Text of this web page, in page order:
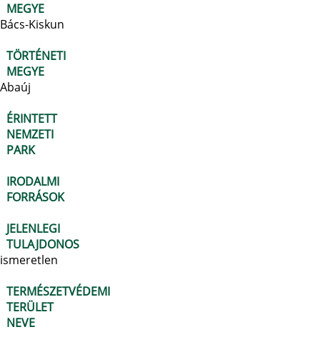
MEGYE
Bács-Kiskun
TÖRTÉNETI
MEGYE
Abaúj
ÉRINTETT
NEMZETI
PARK
IRODALMI
FORRÁSOK
JELENLEGI
TULAJDONOS
ismeretlen
TERMÉSZETVÉDEMI
TERÜLET
NEVE